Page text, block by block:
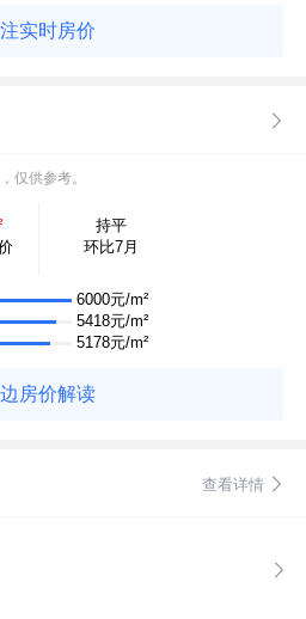
实时房价
仅供参考。
持平
环比7月
6000元/m²
5418元/m²
5178元/m²
房价解读
查看详情